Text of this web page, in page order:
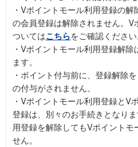
・Vポイントモール利用登録の
の会員登録は解除されません。
ついてはこちらをご確認ください
・Vポイントモール利用登録解
ます。
・ポイント付与前に、登録解除
の付与がされません。
・Vポイントモール利用登録とV
登録は、別々のお手続きとなり
用登録を解除してもVポイントモ
せん。